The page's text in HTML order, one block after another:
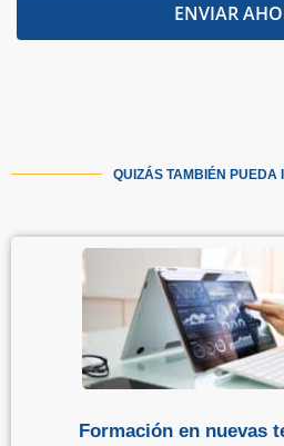
ENVIAR
QUIZÁS TAMBIÉN PUEDA
Formación en nuevas